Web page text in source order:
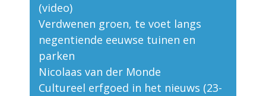
(video)
Verdwenen groen, te voet langs
negentiende eeuwse tuinen en
parken
Nicolaas van der Monde
Cultureel erfgoed in het nieuws (23-